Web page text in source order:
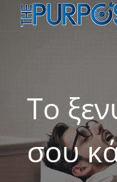
Το
σου